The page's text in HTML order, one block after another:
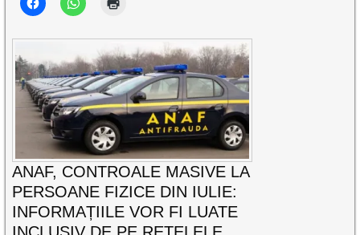
ANAF, CONTROALE MASIVE LA
PERSOANE FIZICE DIN IULIE:
INFORMAȚIILE VOR FI LUATE
INCLUSIV DE PE REȚELELE